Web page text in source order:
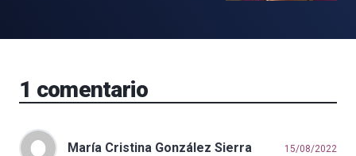
1 comentario
María Cristina González Sierra 15/08/2022